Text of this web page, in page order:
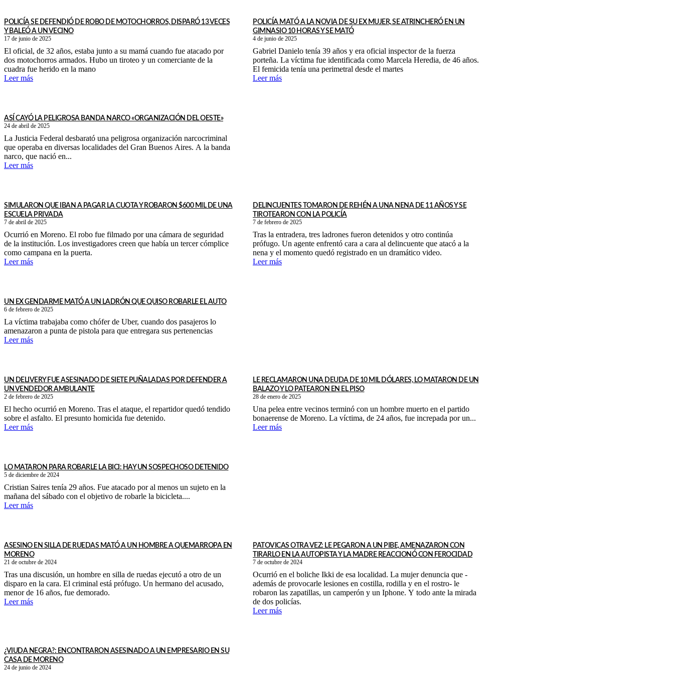
POLICÍA SE DEFENDIÓ DE ROBO DE MOTOCHORROS, DISPARÓ 13 VECES
Y BALEÓ A UN VECINO
17 de junio de 2025
El oficial, de 32 años, estaba junto a su mamá cuando fue atacado por
dos motochorros armados. Hubo un tiroteo y un comerciante de la
cuadra fue herido en la mano
Leer más
POLICÍA MATÓ A LA NOVIA DE SU EX MUJER, SE ATRINCHERÓ EN UN
GIMNASIO 10 HORAS Y SE MATÓ
4 de junio de 2025
Gabriel Danielo tenía 39 años y era oficial inspector de la fuerza
porteña. La víctima fue identificada como Marcela Heredia, de 46 años.
El femicida tenía una perimetral desde el martes
Leer más
ASÍ CAYÓ LA PELIGROSA BANDA NARCO «ORGANIZACIÓN DEL OESTE»
24 de abril de 2025
La Justicia Federal desbarató una peligrosa organización narcocriminal
que operaba en diversas localidades del Gran Buenos Aires. A la banda
narco, que nació en...
Leer más
SIMULARON QUE IBAN A PAGAR LA CUOTA Y ROBARON $600 MIL DE UNA
ESCUELA PRIVADA
7 de abril de 2025
Ocurrió en Moreno. El robo fue filmado por una cámara de seguridad
de la institución. Los investigadores creen que había un tercer cómplice
como campana en la puerta.
Leer más
DELINCUENTES TOMARON DE REHÉN A UNA NENA DE 11 AÑOS Y SE
TIROTEARON CON LA POLICÍA
7 de febrero de 2025
Tras la entradera, tres ladrones fueron detenidos y otro continúa
prófugo. Un agente enfrentó cara a cara al delincuente que atacó a la
nena y el momento quedó registrado en un dramático video.
Leer más
UN EX GENDARME MATÓ A UN LADRÓN QUE QUISO ROBARLE EL AUTO
6 de febrero de 2025
La víctima trabajaba como chófer de Uber, cuando dos pasajeros lo
amenazaron a punta de pistola para que entregara sus pertenencias
Leer más
UN DELIVERY FUE ASESINADO DE SIETE PUÑALADAS POR DEFENDER A
UN VENDEDOR AMBULANTE
2 de febrero de 2025
El hecho ocurrió en Moreno. Tras el ataque, el repartidor quedó tendido
sobre el asfalto. El presunto homicida fue detenido.
Leer más
LE RECLAMARON UNA DEUDA DE 10 MIL DÓLARES, LO MATARON DE UN
BALAZO Y LO PATEARON EN EL PISO
28 de enero de 2025
Una pelea entre vecinos terminó con un hombre muerto en el partido
bonaerense de Moreno. La víctima, de 24 años, fue increpada por un...
Leer más
LO MATARON PARA ROBARLE LA BICI: HAY UN SOSPECHOSO DETENIDO
5 de diciembre de 2024
Cristian Saires tenía 29 años. Fue atacado por al menos un sujeto en la
mañana del sábado con el objetivo de robarle la bicicleta....
Leer más
ASESINO EN SILLA DE RUEDAS MATÓ A UN HOMBRE A QUEMARROPA EN
MORENO
21 de octubre de 2024
Tras una discusión, un hombre en silla de ruedas ejecutó a otro de un
disparo en la cara. El criminal está prófugo. Un hermano del acusado,
menor de 16 años, fue demorado.
Leer más
PATOVICAS OTRA VEZ: LE PEGARON A UN PIBE, AMENAZARON CON
TIRARLO EN LA AUTOPISTA Y LA MADRE REACCIONÓ CON FEROCIDAD
7 de octubre de 2024
Ocurrió en el boliche Ikki de esa localidad. La mujer denuncia que -
además de provocarle lesiones en costilla, rodilla y en el rostro- le
robaron las zapatillas, un camperón y un Iphone. Y todo ante la mirada
de dos policías.
Leer más
¿VIUDA NEGRA?: ENCONTRARON ASESINADO A UN EMPRESARIO EN SU
CASA DE MORENO
24 de junio de 2024